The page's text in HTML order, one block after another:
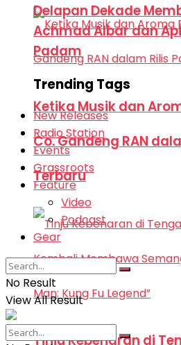
Ketika Musik dan
Co. Gandeng RAN
Terbaru
Tinju Kebenaran di
Delapan Dekade
Achmad Albar dan
Padam
Trending Tags
New Releases
Radio Station
Events
Grassroots
Feature
Video
Podcast
Gear
No Result
View All Result